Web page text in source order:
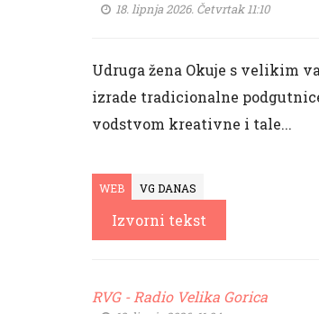
18. lipnja 2026. Četvrtak 11:10
Udruga žena Okuje s velikim
izrade tradicionalne
vodstvom kreativne i tale...
WEB VG DANAS
Izvorni tekst
RVG - Radio Velika Gorica